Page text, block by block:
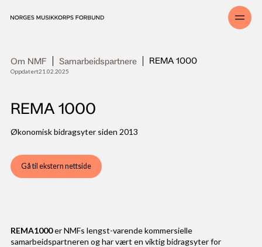
Om NMF Samarbeidspartnere REMA 1000
Oppdatert21 02 2025
REMA 1000
Økonomisk bidragsyter siden 2013
Gå til ekstern nettside
REMA1000er NMFs lengst-varende kommersielle
samarbeidspartneren og har vært en viktig bidragsyter for